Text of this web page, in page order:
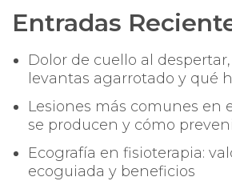
Entradas
Dolor de cuello al
levantas agarrotado y qué
Lesiones más comunes en
se producen y cómo
Ecografía en fisioterapia:
ecoguiada y beneficios